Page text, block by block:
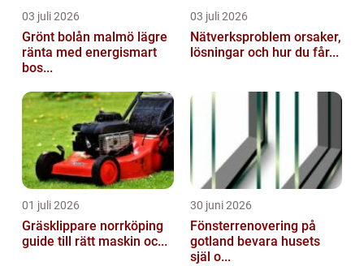
03 juli 2026
Grönt bolån malmö lägre
ränta med energismart
bos...
03 juli 2026
Nätverksproblem orsaker,
lösningar och hur du får...
01 juli 2026
Gräsklippare norrköping
guide till rätt maskin oc...
30 juni 2026
Fönsterrenovering på
gotland bevara husets
själ o...